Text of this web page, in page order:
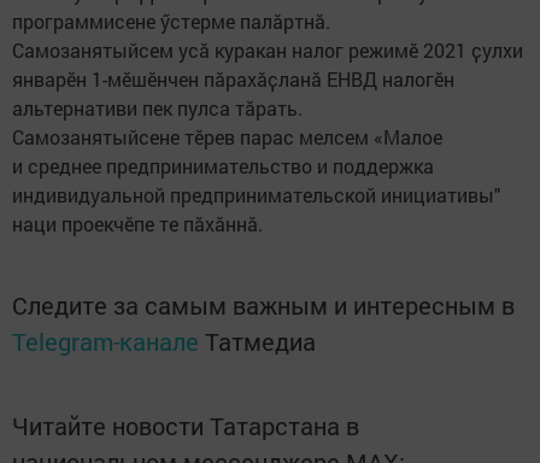
программисене ӳстерме палӑртнӑ.
Самозанятыйсем усӑ куракан налог режимӗ 2021 ҫулхи
январӗн 1-мӗшӗнчен пӑрахӑҫланӑ ЕНВД налогӗн
альтернативи пек пулса тӑрать.
Самозанятыйсене тӗрев парас мелсем «Малое
и среднее предпринимательство и поддержка
индивидуальной предпринимательской инициативы"
наци проекчӗпе те пӑхӑннӑ.
Следите за самым важным и интересным в
Telegram-канале Татмедиа
Читайте новости Татарстана в